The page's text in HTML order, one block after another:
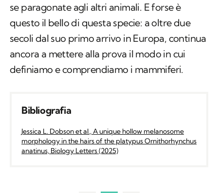
se paragonate agli altri animali. E forse è
questo il bello di questa specie: a oltre due
secoli dal suo primo arrivo in Europa, continua
ancora a mettere alla prova il modo in cui
definiamo e comprendiamo i mammiferi.
Bibliografia
Jessica L. Dobson et al., A unique hollow melanosome
morphology in the hairs of the platypus Ornithorhynchus
anatinus, Biology Letters (2025)